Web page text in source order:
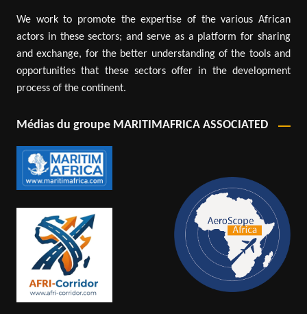
We work to promote the expertise of the various African
actors in these sectors; and serve as a platform for sharing
and exchange, for the better understanding of the tools and
opportunities that these sectors offer in the development
process of the continent.
Médias du groupe MARITIMAFRICA ASSOCIATED